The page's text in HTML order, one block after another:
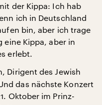
der Kippa: Ich hab
ich in Deutschland
bin, aber ich trage
eine Kippa, aber in
erlebt.
Dirigent des Jewish
das nächste Konzert
Oktober im Prinz-